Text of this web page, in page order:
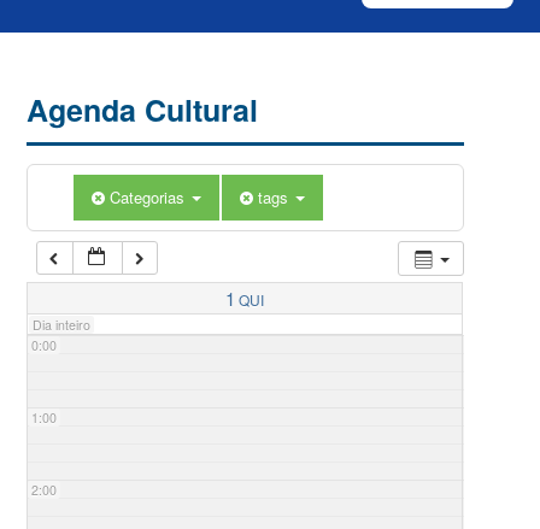
Agenda Cultural
Categorias tags
1 QUI
Dia inteiro
0:00
1:00
2:00